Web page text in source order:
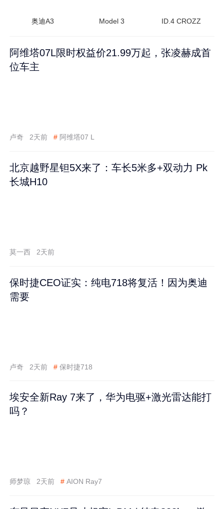
奥迪A3 Model 3 ID.4 CROZZ
阿维塔07L限时权益价21.99万起，张凌赫成首
位车主
卢奇 2天前 # 阿维塔07 L
北京越野星钽5X来了：车长5米多+双动力 Pk
长城H10
莫一西 2天前
保时捷CEO证实：纯电718将复活！因为奥迪
需要
卢奇 2天前 # 保时捷718
埃安全新Ray 7来了，华为电驱+激光雷达能打
吗？
师梦琼 2天前 # AION Ray7